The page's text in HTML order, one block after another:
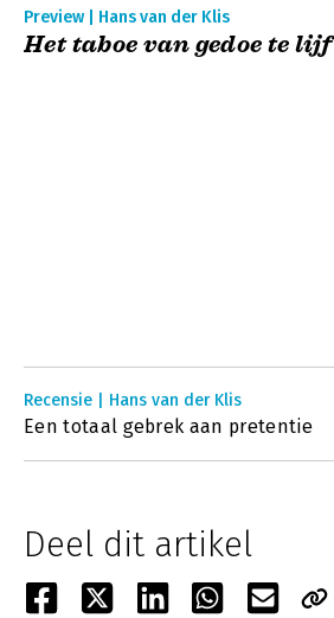
Preview | Hans van der Klis
Het taboe van gedoe te lijf
Recensie | Hans van der Klis
Een totaal gebrek aan pretentie
Deel dit artikel